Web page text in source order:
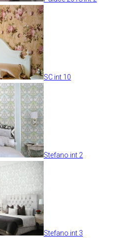
SC int 10
Stefano int 2
Stefano int 3